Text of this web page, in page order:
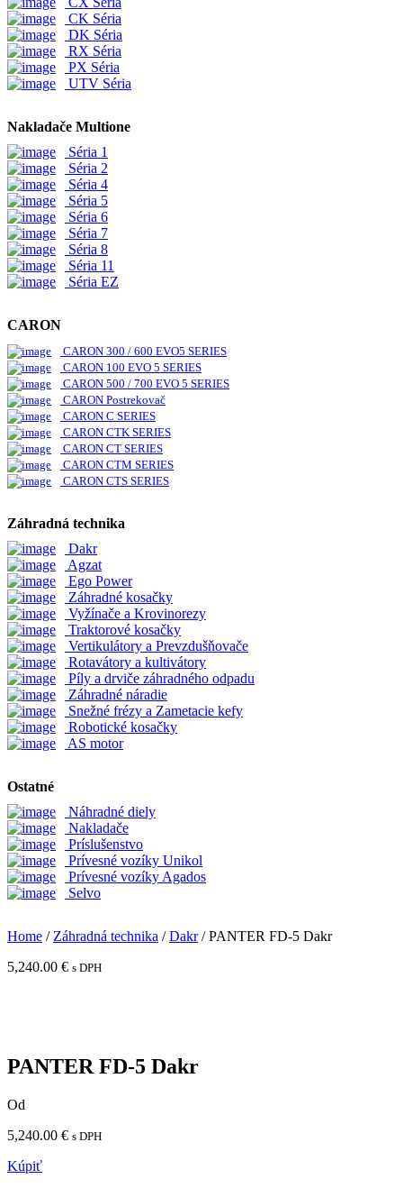
CK Séria
DK Séria
RX Séria
PX Séria
UTV Séria
Nakladače Multione
Séria 1
Séria 2
Séria 4
Séria 5
Séria 6
Séria 7
Séria 8
Séria 11
Séria EZ
CARON
CARON 300 / 600 EVO5 SERIES
CARON 100 EVO 5 SERIES
CARON 500 / 700 EVO 5 SERIES
CARON Postrekovač
CARON C SERIES
CARON CTK SERIES
CARON CT SERIES
CARON CTM SERIES
CARON CTS SERIES
Záhradná technika
Dakr
Agzat
Ego Power
Záhradné kosačky
Vyžínače a Krovinorezy
Traktorové kosačky
Vertikulátory a Prevzdušňovače
Rotavátory a kultivátory
Píly a drviče záhradného odpadu
Záhradné náradie
Snežné frézy a Zametacie kefy
Robotické kosačky
AS motor
Ostatné
Náhradné diely
Nakladače
Príslušenstvo
Prívesné vozíky Unikol
Prívesné vozíky Agados
Selvo
Home /Záhradná technika /Dakr/ PANTER FD-5 Dakr
5,240.00 € s DPH
PANTER FD-5 Dakr
Od
5,240.00 € s DPH
Kúpiť